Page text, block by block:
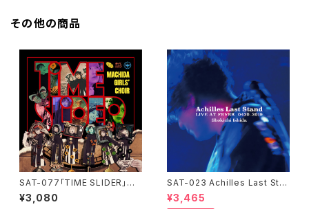
その他の商品
SAT-077「TIME SLIDER」ま
ちだガールズ・クワイア
¥3,080
SAT-023 Achilles Last Sta
nd / LIVE AT FEVER 0430-2
019 / 石田ショーキチ
¥3,465